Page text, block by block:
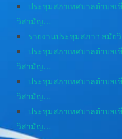
ประชุมสภาเทศบาลตำบลเ
วิสามัญ…
รายงานประชุมสภาฯ สมั
ประชุมสภาเทศบาลตำบลเ
วิสามัญ…
ประชุมสภาเทศบาลตำบลเ
วิสามัญ…
ประชุมสภาเทศบาลตำบลเ
วิสามัญ…